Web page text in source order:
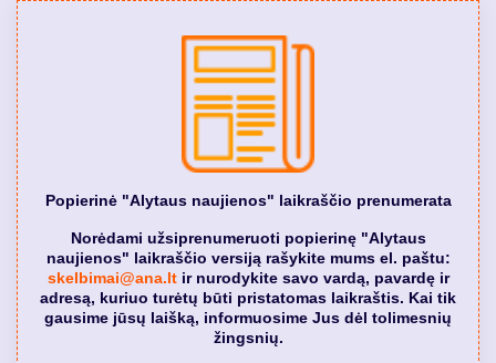
Popierinė "Alytaus naujienos" laikraščio prenumerata
Norėdami užsiprenumeruoti popierinę "Alytaus
naujienos" laikraščio versiją rašykite mums el. paštu:
skelbimai@ana.ltir nurodykite savo vardą, pavardę ir
adresą, kuriuo turėtų būti pristatomas laikraštis. Kai tik
gausime jūsų laišką, informuosime Jus dėl tolimesnių
žingsnių.